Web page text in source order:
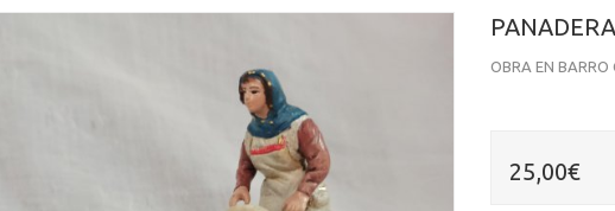
OBRA EN BARRO
25,00€